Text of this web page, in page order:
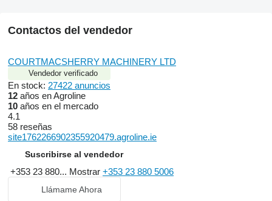
Contactos del vendedor
COURTMACSHERRY MACHINERY LTD
Vendedor verificado
En stock: 27422 anuncios
12 años en Agroline
10 años en el mercado
4.1
58 reseñas
site1762266902355920479.agroline.ie
Suscribirse al vendedor
+353 23 880... Mostrar +353 23 880 5006
Llámame Ahora